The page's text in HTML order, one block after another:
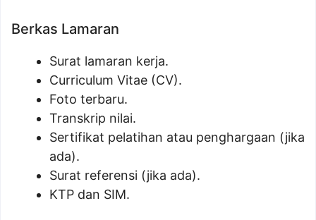
Berkas Lamaran
Surat lamaran kerja.
Curriculum Vitae (CV).
Foto terbaru.
Transkrip nilai.
Sertifikat pelatihan atau penghargaan (jika
ada).
Surat referensi (jika ada).
KTP dan SIM.